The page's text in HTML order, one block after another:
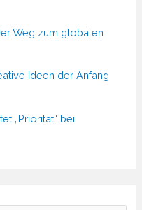
Weg zum globalen
Ideen der Anfang
„Priorität“ bei